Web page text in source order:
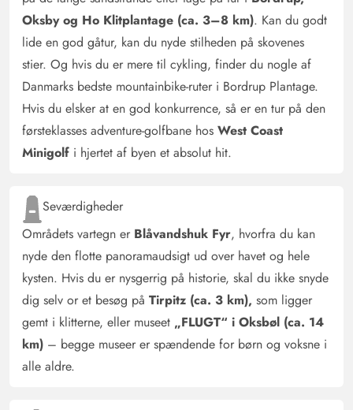
Oksby og Ho Klitplantage (ca. 3–8 km). Kan du godt
lide en god gåtur, kan du nyde stilheden på skovenes
stier. Og hvis du er mere til cykling, finder du nogle af
Danmarks bedste mountainbike-ruter i Bordrup Plantage.
Hvis du elsker at en god konkurrence, så er en tur på den
førsteklasses adventure-golfbane hos West Coast
Minigolf i hjertet af byen et absolut hit.
Seværdigheder
Områdets vartegn er Blåvandshuk Fyr, hvorfra du kan
nyde den flotte panoramaudsigt ud over havet og hele
kysten. Hvis du er nysgerrig på historie, skal du ikke snyde
dig selv or et besøg på Tirpitz (ca. 3 km), som ligger
gemt i klitterne, eller museet „FLUGT“ i Oksbøl (ca. 14
km) – begge museer er spændende for børn og voksne i
alle aldre.